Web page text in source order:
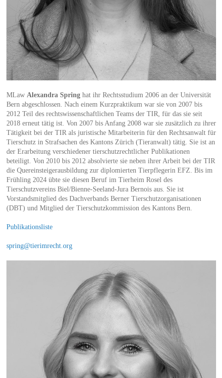
MLaw Alexandra Springhat ihr Rechtsstudium 2006 an der Universität
Bern abgeschlossen. Nach einem Kurzpraktikum war sie von 2007 bis
2012 Teil des rechtswissenschaftlichen Teams der TIR, für das sie seit
2018 erneut tätig ist. Von 2007 bis Anfang 2008 war sie zusätzlich zu ihrer
Tätigkeit bei der TIR als juristische Mitarbeiterin für den Rechtsanwalt für
Tierschutz in Strafsachen des Kantons Zürich (Tieranwalt) tätig. Sie ist an
der Erarbeitung verschiedener tierschutzrechtlicher Publikationen
beteiligt. Von 2010 bis 2012 absolvierte sie neben ihrer Arbeit bei der TIR
die Quereinsteigerausbildung zur diplomierten Tierpflegerin EFZ. Bis im
Frühling 2024 übte sie diesen Beruf im Tierheim Rosel des
Tierschutzvereins Biel/Bienne-Seeland-Jura Bernois aus. Sie ist
Vorstandsmitglied des Dachverbands Berner Tierschutzorganisationen
(DBT) und Mitglied der Tierschutzkommission des Kantons Bern.
Publikationsliste
spring@tierimrecht.org